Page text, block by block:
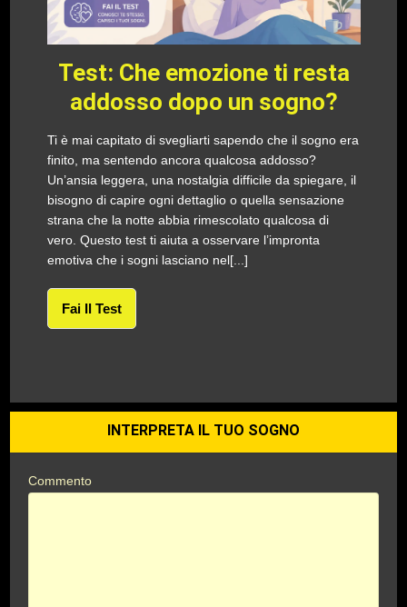
Test: Che emozione ti resta
addosso dopo un sogno?
Ti è mai capitato di svegliarti sapendo che il sogno era
finito, ma sentendo ancora qualcosa addosso?
Un’ansia leggera, una nostalgia difficile da spiegare, il
bisogno di capire ogni dettaglio o quella sensazione
strana che la notte abbia rimescolato qualcosa di
vero. Questo test ti aiuta a osservare l’impronta
emotiva che i sogni lasciano nel[...]
Fai Il Test
INTERPRETA IL TUO SOGNO
Commento